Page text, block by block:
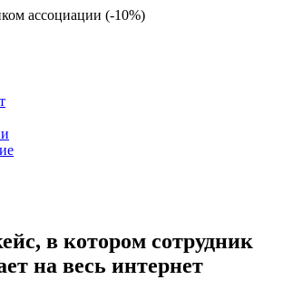
ассоциации (-10%)
в котором сотрудник
на весь интернет